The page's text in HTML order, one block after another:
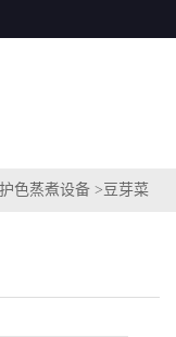
色蒸煮设备 > 豆芽菜